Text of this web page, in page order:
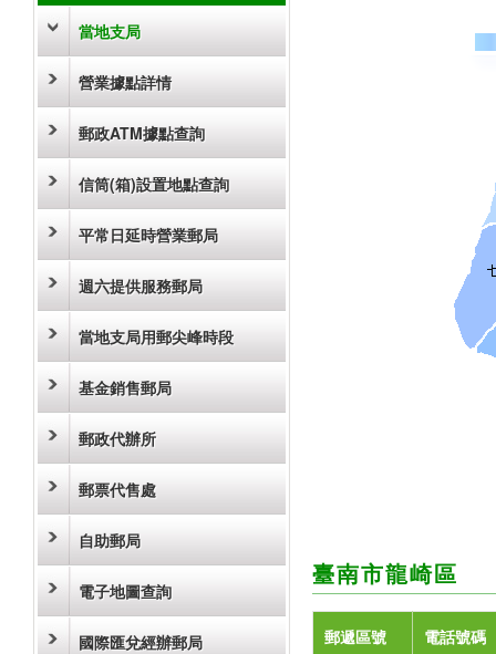
當地支局
營業據點詳情
郵政ATM據點查詢
信筒(箱)設置地點查詢
平常日延時營業郵局
週六提供服務郵局
當地支局用郵尖峰時段
基金銷售郵局
郵政代辦所
郵票代售處
自助郵局
電子地圖查詢
國際匯兌經辦郵局
臺南市龍崎區
郵遞區號 電話號碼